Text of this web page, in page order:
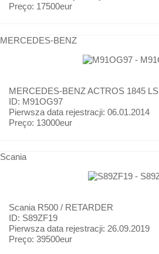
Preço: 17500eur
MERCEDES-BENZ
MERCEDES-BENZACTROS 1845 LS
ID: M91OG97
Pierwsza data rejestracji: 06.01.2014
Preço: 13000eur
Scania
Scania R500 / RETARDER
ID: S89ZF19
Pierwsza data rejestracji: 26.09.2019
Preço: 39500eur